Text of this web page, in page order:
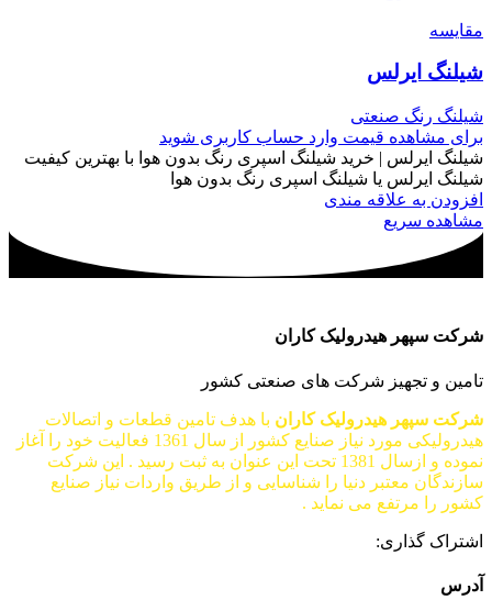
مقایسه
شیلنگ ایرلس
شیلنگ رنگ صنعتی
برای مشاهده قیمت وارد حساب کاربری شوید
شیلنگ ایرلس | خرید شیلنگ اسپری رنگ بدون هوا با بهترین کیفیت
شیلنگ ایرلس یا شیلنگ اسپری رنگ بدون هوا
افزودن به علاقه مندی
مشاهده سریع
شرکت سپهر هیدرولیک کاران
تامین و تجهیز شرکت های صنعتی کشور
شرکت سپهر هیدرولیک کاران با هدف تامین قطعات و اتصالات
هیدرولیکی مورد نیاز صنایع کشور از سال 1361 فعالیت خود را آغاز
نموده و ازسال 1381 تحت این عنوان به ثبت رسید . این شرکت
سازندگان معتبر دنیا را شناسایی و از طریق واردات نیاز صنایع
کشور را مرتفع می نماید .
اشتراک گذاری:
آدرس